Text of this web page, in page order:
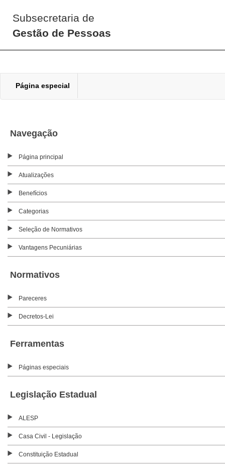
Subsecretaria de
Gestão de Pessoas
Página especial
Navegação
Página principal
Atualizações
Benefícios
Categorias
Seleção de Normativos
Vantagens Pecuniárias
Normativos
Pareceres
Decretos-Lei
Ferramentas
Páginas especiais
Legislação Estadual
ALESP
Casa Civil - Legislação
Constituição Estadual